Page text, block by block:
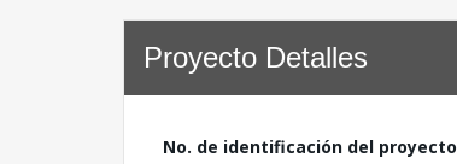
Proyecto Detalles
No. de identificación del proyecto